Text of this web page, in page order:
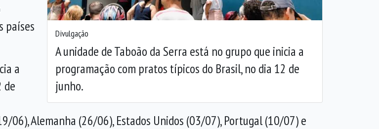
Divulgação
A unidade de Taboão da Serra está no grupo que inicia a
programação com pratos típicos do Brasil, no dia 12 de
junho.
países
a
de
06), Alemanha (26/06), Estados Unidos (03/07), Portugal (10/07) e